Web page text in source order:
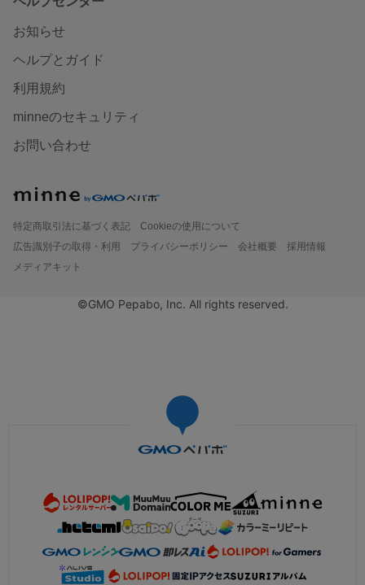
お知らせ
ヘルプとガイド
利用規約
minneのセキュリティ
お問い合わせ
特定商取引法に基づく表記
Cookieの使用について
広告識別子の取得・利用
プライバシーポリシー 会社概要
採用情報
メディアキット
©GMO Pepabo, Inc. All rights reserved.